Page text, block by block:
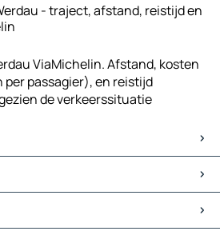
- traject, afstand, reistijd en
ViaMichelin. Afstand, kosten
passagier), en reistijd
de verkeerssituatie